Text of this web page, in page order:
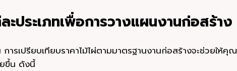
ะประเภทเพื่อการวางแผนงานก่อสร้าง
รเปรียบเทียบราคาไม้ไผ่ตามมาตรฐานงานก่อสร้างจะช่วยให้คุณ
ขึ้น ดังนี้